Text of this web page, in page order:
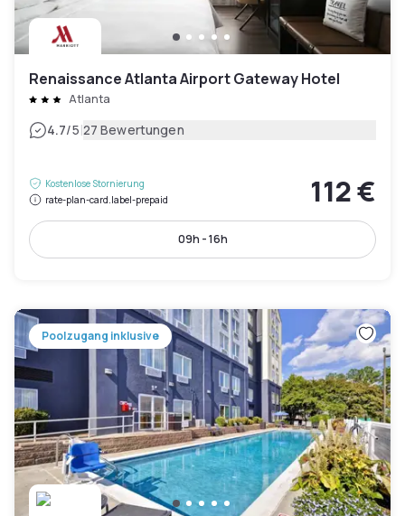
Renaissance Atlanta Airport Gateway Hotel
Atlanta
4.7/5|27 Bewertungen
Kostenlose Stornierung
rate-plan-card.label-prepaid
112 €
09h - 16h
Poolzugang inklusive